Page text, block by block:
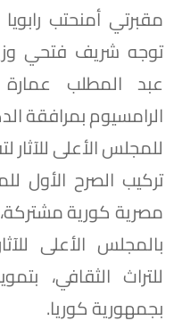
مقبرتي أمنحتب
توجه شريف فتحي
عبد المطلب
الرامسيوم بمرافقة
للمجلس الأعلى
تركيب الصرح الأول
مصرية كورية
بالمجلس الأعلى
للتراث الثقافي،
بجمهورية كوريا.